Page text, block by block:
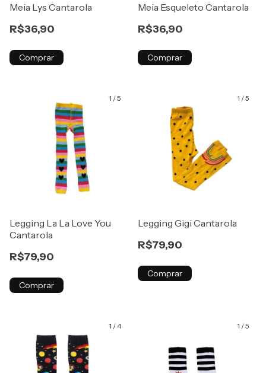
Meia Lys Cantarola
R$36,90
Comprar
Meia Esqueleto Cantarola
R$36,90
Comprar
1 /5
Legging La La Love You
Cantarola
R$79,90
Comprar
1 /5
Legging Gigi Cantarola
R$79,90
Comprar
1 /4 1 /5